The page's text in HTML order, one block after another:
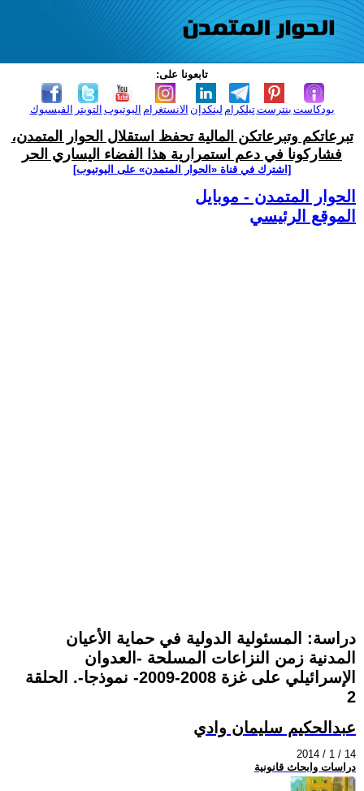
تابعونا على:
الفيسبوك التويتر اليوتيوب الانستغرام لينكدإن تيلكرامبنترست بودكاست
تبرعاتكم وتبرعاتكن المالية تحفظ استقلال الحوار المتمدن،
فشاركونا في دعم استمرارية هذا الفضاء اليساري الحر
[اشترك في قناة ‫«الحوار المتمدن» على اليوتيوب]
الحوار المتمدن - موبايل
الموقع الرئيسي
دراسة: المسئولية الدولية في حماية الأعيان
المدنية زمن النزاعات المسلحة -العدوان
الإسرائيلي على غزة 2008-2009- نموذجا-. الحلقة
2
عبدالحكيم سليمان وادي
2014 / 1 / 14
دراسات وابحاث قانونية